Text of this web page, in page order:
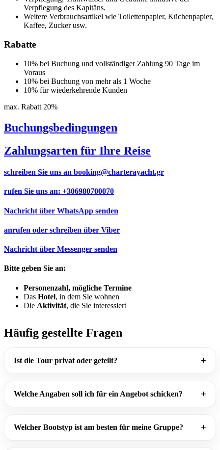
Verpflegung des Kapitäns.
Weitere Verbrauchsartikel wie Toilettenpapier, Küchenpapier,
Kaffee, Zucker usw.
Rabatte
10% bei Buchung und vollständiger Zahlung 90 Tage im
Voraus
10% bei Buchung von mehr als 1 Woche
10% für wiederkehrende Kunden
max. Rabatt 20%
Buchungsbedingungen
Zahlungsarten für Ihre Reise
schreiben Sie uns an booking@charterayacht.gr
rufen Sie uns an: +306980700070
Nachricht über WhatsApp senden
anrufen oder schreiben über Viber
Nachricht über Messenger senden
Bitte geben Sie an:
Personenzahl, mögliche Termine
Das Hotel, in dem Sie wohnen
Die Aktivität, die Sie interessiert
Häufig gestellte Fragen
Ist die Tour privat oder geteilt?
Welche Angaben soll ich für ein Angebot schicken?
Welcher Bootstyp ist am besten für meine Gruppe?